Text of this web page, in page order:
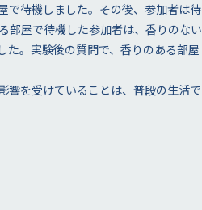
で待機しました。その後、参加者は待
部屋で待機した参加者は、香りのない
た。実験後の質問で、香りのある部屋
響を受けていることは、普段の生活で